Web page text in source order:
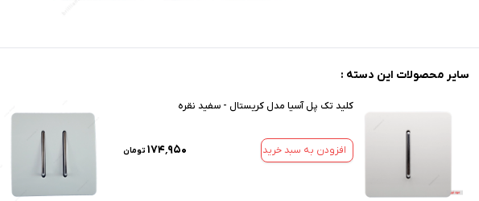
سایر محصولات این دسته :
کلید تک پل آسیا مدل کریستال - سفید نقره
افزودن به سبد خرید ۱۷۴٬۹۵۰ تومان